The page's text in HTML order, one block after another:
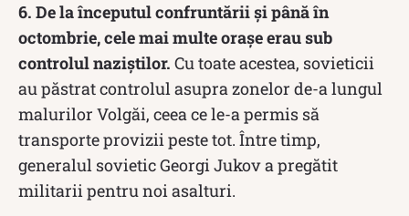
6. De la începutul confruntării și până în
octombrie, cele mai multe orașe erau sub
controlul naziștilor. Cu toate acestea, sovieticii
au păstrat controlul asupra zonelor de-a lungul
malurilor Volgăi, ceea ce le-a permis să
transporte provizii peste tot. Între timp,
generalul sovietic Georgi Jukov a pregătit
militarii pentru noi asalturi.